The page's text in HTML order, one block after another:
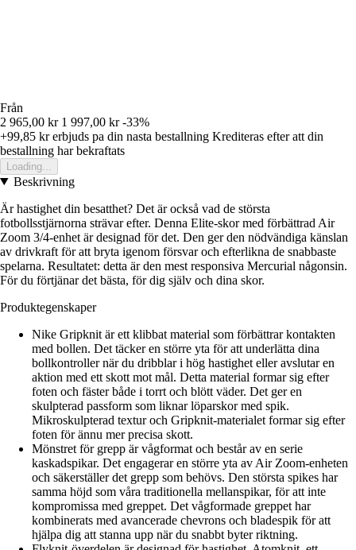
Från
2 965,00 kr 1 997,00 kr -33%
+99,85 krerbjuds pa din nasta bestallning Krediteras efter att din
bestallning har bekraftats
Loading...
Beskrivning
Är hastighet din besatthet? Det är också vad de största
fotbollsstjärnorna strävar efter. Denna Elite-skor med förbättrad Air
Zoom 3/4-enhet är designad för det. Den ger den nödvändiga känslan
av drivkraft för att bryta igenom försvar och efterlikna de snabbaste
spelarna. Resultatet: detta är den mest responsiva Mercurial någonsin.
För du förtjänar det bästa, för dig själv och dina skor.
Produktegenskaper
Nike Gripknit är ett klibbat material som förbättrar kontakten
med bollen. Det täcker en större yta för att underlätta dina
bollkontroller när du dribblar i hög hastighet eller avslutar en
aktion med ett skott mot mål. Detta material formar sig efter
foten och fäster både i torrt och blött väder. Det ger en
skulpterad passform som liknar löparskor med spik.
Mikroskulpterad textur och Gripknit-materialet formar sig efter
foten för ännu mer precisa skott.
Mönstret för grepp är vågformat och består av en serie
kaskadspikar. Det engagerar en större yta av Air Zoom-enheten
och säkerställer det grepp som behövs. Den största spikes har
samma höjd som våra traditionella mellanspikar, för att inte
kompromissa med greppet. Det vågformade greppet har
kombinerats med avancerade chevrons och bladespik för att
hjälpa dig att stanna upp när du snabbt byter riktning.